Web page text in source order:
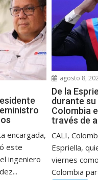
encargada,
este
ingeniero
agosto 8,
De la
durante
Colombia
través de
CALI,
Espriella,
viernes
Colombia